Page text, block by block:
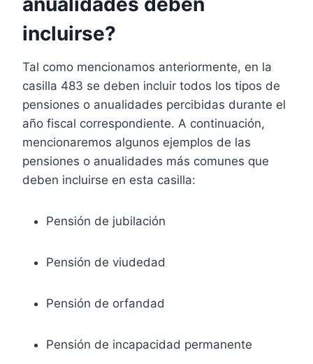
incluirse?
Tal como mencionamos anteriormente, en la
casilla 483 se deben incluir todos los tipos de
pensiones o anualidades percibidas durante el
año fiscal correspondiente. A continuación,
mencionaremos algunos ejemplos de las
pensiones o anualidades más comunes que
deben incluirse en esta casilla:
Pensión de jubilación
Pensión de viudedad
Pensión de orfandad
Pensión de incapacidad permanente